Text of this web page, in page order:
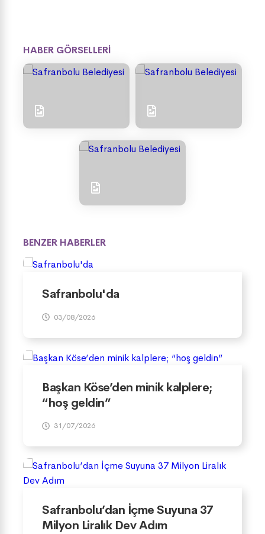
HABER GÖRSELLERİ
BENZER HABERLER
Safranbolu'da
03/08/2026
Başkan Köse’den minik kalplere;
“hoş geldin”
31/07/2026
Safranbolu’dan İçme Suyuna 37
Milyon Liralık Dev Adım